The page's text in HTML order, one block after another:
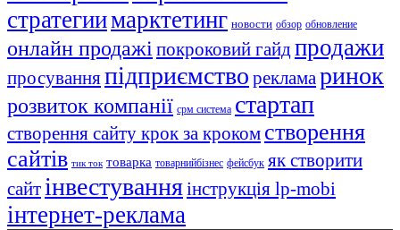
стратегиимарктетинг новости обзор обновление
онлайн продажі покроковий гайдпродажи
просуванняпідприємство рекламаринок
розвиток компанії срм система стартап
створення сайту крок за кроком створення
сайтів тик ток товарка товарнийбізнес фейсбук як створити
сайтінвестуванняінструкція lp-mobi
інтернет-реклама